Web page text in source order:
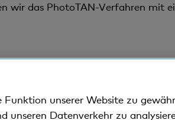
wir das PhotoTAN-Verfahren mit
unserer Website zu
unseren Datenverkehr zu